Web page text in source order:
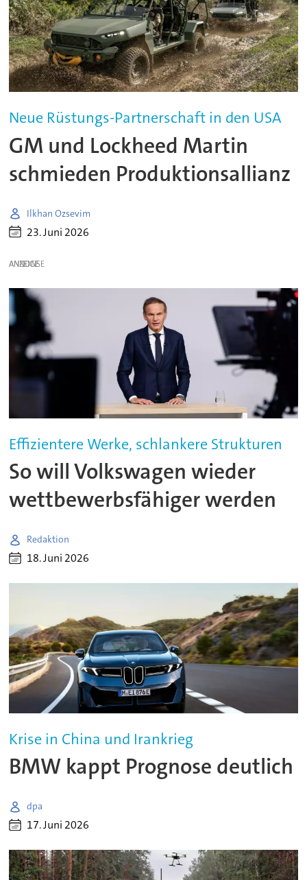
Neue Rüstungs-Partnerschaft in den USA
GM und Lockheed Martin
schmieden Produktionsallianz
Ilkhan Ozsevim
23. Juni 2026
ANZEIGE
Effizientere Werke, schlankere Strukturen
So will Volkswagen wieder
wettbewerbsfähiger werden
Redaktion
18. Juni 2026
Krise in China und Irankrieg
BMW kappt Prognose deutlich
dpa
17. Juni 2026